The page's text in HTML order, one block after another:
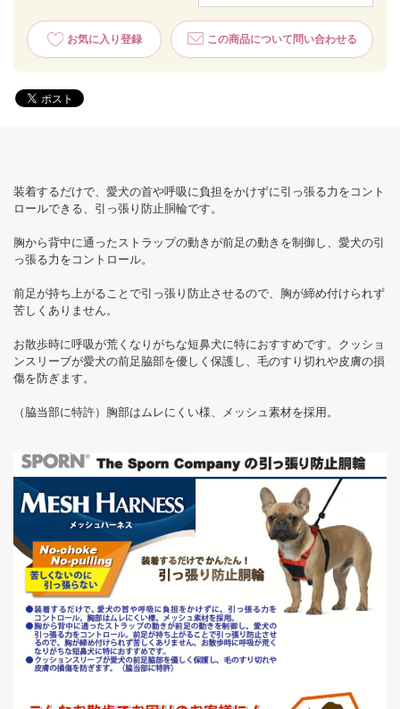
お気に入り登録 この商品について問い合わせる
装着するだけで、愛犬の首や呼吸に負担をかけずに引っ張る力をコント
ロールできる、引っ張り防止胴輪です。
胸から背中に通ったストラップの動きが前足の動きを制御し、愛犬の引
っ張る力をコントロール。
前足が持ち上がることで引っ張り防止させるので、胸が締め付けられず
苦しくありません。
お散歩時に呼吸が荒くなりがちな短鼻犬に特におすすめです。クッショ
ンスリーブが愛犬の前足脇部を優しく保護し、毛のすり切れや皮膚の損
傷を防ぎます。
（脇当部に特許）胸部はムレにくい様、メッシュ素材を採用。